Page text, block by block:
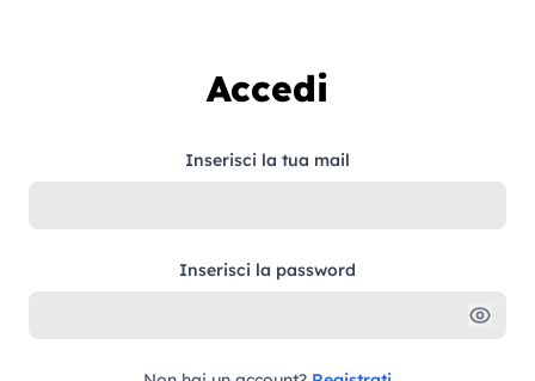
Accedi
Inserisci la tua mail
Inserisci la password